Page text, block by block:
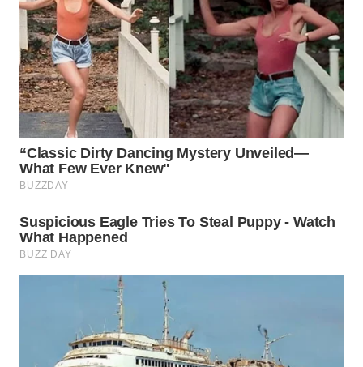
WN
INDRAMAYU
WN
KUNINGAN
WN
MAJALENGKA
SUBANG
WN
SUKABUMI
PURWAKARTA